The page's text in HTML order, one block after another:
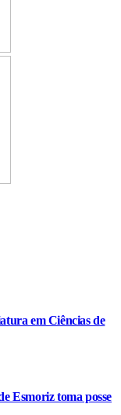
em Ciências de
Esmoriz toma posse